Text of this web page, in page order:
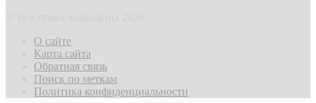
О сайте
Карта сайта
Обратная связь
Поиск по меткам
Политика конфиденциальности